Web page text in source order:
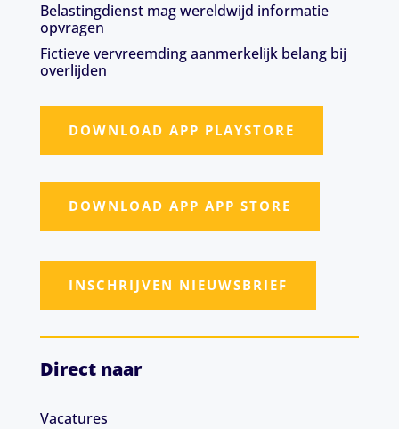
Belastingdienst mag wereldwijd informatie
opvragen
Fictieve vervreemding aanmerkelijk belang bij
overlijden
DOWNLOAD APP PLAYSTORE
DOWNLOAD APP APP STORE
INSCHRIJVEN NIEUWSBRIEF
Direct naar
Vacatures